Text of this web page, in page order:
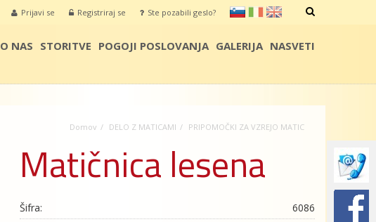
sl it en
Prijavi se Registriraj se Ste pozabili geslo?
O NAS STORITVE POGOJI POSLOVANJA GALERIJA NASVETI
Domov DELO Z MATICAMI PRIPOMOČKI ZA VZREJO MATIC
Matičnica lesena
Šifra:
6086